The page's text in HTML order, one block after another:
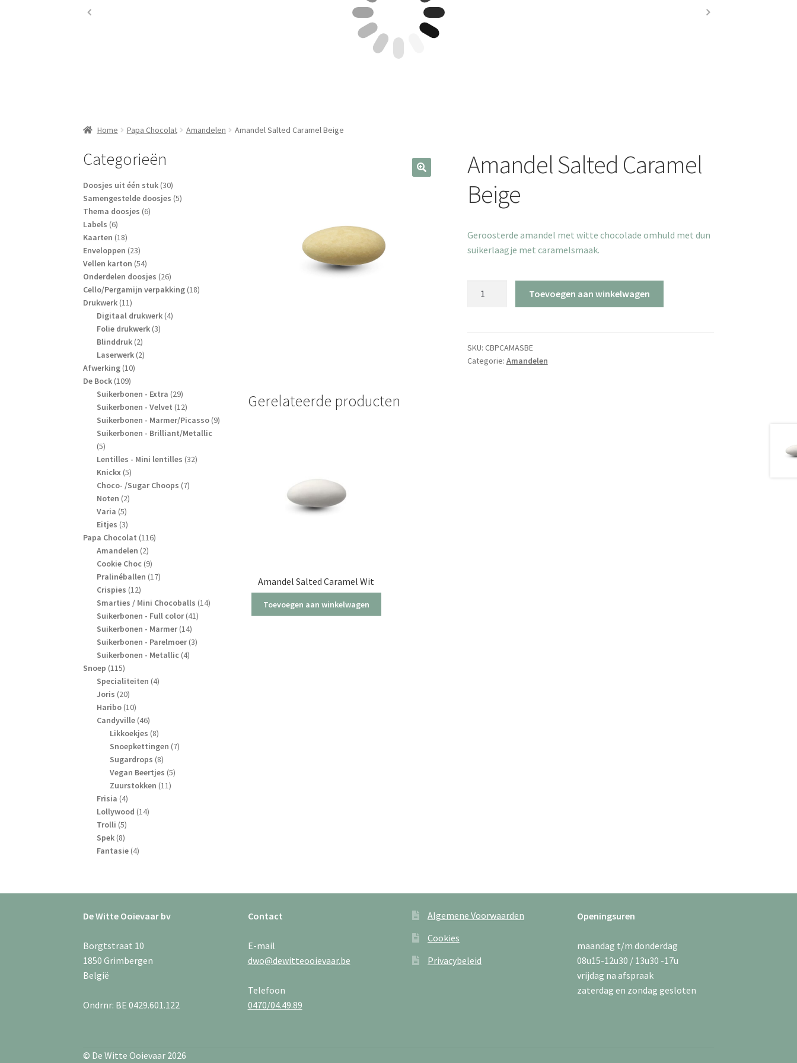
Home Papa Chocolat Amandelen Amandel Salted Caramel Beige
Amandel Salted Caramel
Beige
Geroosterde amandel met witte chocolade omhuld met dun
suikerlaagje met caramelsmaak.
aantal
Toevoegen aan winkelwagen
SKU: CBPCAMASBE
Categorie: Amandelen
Gerelateerde producten
Amandel Salted Caramel Wit
Toevoegen aan winkelwagen
Categorieën
Doosjes uit één stuk 3030
producten
Samengestelde doosjes 55
Thema doosjes 66
Labels 66
producten
Kaarten 1818
producten
Enveloppen 2323
producten
Vellen karton 5454
producten
Onderdelen doosjes 2626
producten
Cello/Pergamijn verpakking 1818
Drukwerk 1111
producten
Digitaal drukwerk 44
Folie drukwerk 33
Blinddruk 22
producten
Laserwerk 22
Afwerking 1010
De Bock 109109
producten
Suikerbonen - Extra 2929
producten
Suikerbonen - Velvet 1212
producten
Suikerbonen - Marmer/Picasso 99
Suikerbonen - Brilliant/Metallic
55
producten
Lentilles - Mini lentilles 3232
Knickx 55
producten
Choco- /Sugar Choops 77
Noten 22
Varia 55
producten
Eitjes 33
producten
Papa Chocolat 116116
Amandelen 22
producten
Cookie Choc 99
producten
Pralinéballen 1717
Crispies 1212
producten
Smarties / Mini Chocoballs 1414
Suikerbonen - Full color 4141
Suikerbonen - Marmer 1414
producten
Suikerbonen - Parelmoer 33
Suikerbonen - Metallic 44
Snoep 115115
producten
Specialiteiten 44
Joris 2020
producten
Haribo 1010
producten
Candyville 4646
producten
Likkoekjes 88
producten
Snoepkettingen 77
Sugardrops 88
producten
Vegan Beertjes 55
Zuurstokken 1111
Frisia 44
producten
Lollywood 1414
Trolli 55
producten
Spek 88
producten
Fantasie 44
De Witte Ooievaar bv
Borgtstraat 10
1850 Grimbergen
België
Ondrnr: BE 0429.601.122
Contact
E-mail
dwo@dewitteooievaar.be
Telefoon
0470/04.49.89
Algemene Voorwaarden
Cookies
Privacybeleid
Openingsuren
maandag t/m donderdag
08u15-12u30 / 13u30 -17u
vrijdag na afspraak
zaterdag en zondag gesloten
© De Witte Ooievaar 2026